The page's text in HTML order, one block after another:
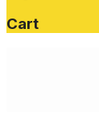
Cart